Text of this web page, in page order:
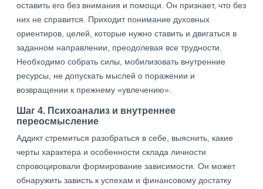
оставить его без внимания и помощи. Он признает, что без
них не справится. Приходит понимание духовных
ориентиров, целей, которые нужно ставить и двигаться в
заданном направлении, преодолевая все трудности.
Необходимо собрать силы, мобилизовать внутренние
ресурсы, не допускать мыслей о поражении и
возвращении к прежнему «увлечению».
Шаг 4. Психоанализ и внутреннее
переосмысление
Аддикт стремиться разобраться в себе, выяснить, какие
черты характера и особенности склада личности
спровоцировали формирование зависимости. Он может
обнаружить зависть к успехам и финансовому достатку